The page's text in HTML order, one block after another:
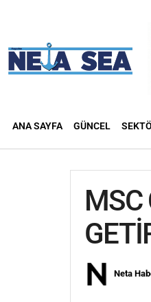
ANA SAYFA GÜNCEL
MSC
Neta